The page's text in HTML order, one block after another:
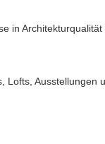
in